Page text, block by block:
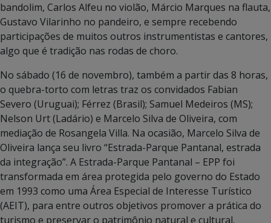
bandolim, Carlos Alfeu no violão, Márcio Marques na flauta,
Gustavo Vilarinho no pandeiro, e sempre recebendo
participações de muitos outros instrumentistas e cantores,
algo que é tradição nas rodas de choro.
No sábado (16 de novembro), também a partir das 8 horas,
o quebra-torto com letras traz os convidados Fabian
Severo (Uruguai); Férrez (Brasil); Samuel Medeiros (MS);
Nelson Urt (Ladário) e Marcelo Silva de Oliveira, com
mediação de Rosangela Villa. Na ocasião, Marcelo Silva de
Oliveira lança seu livro “Estrada-Parque Pantanal, estrada
da integração”. A Estrada-Parque Pantanal – EPP foi
transformada em área protegida pelo governo do Estado
em 1993 como uma Área Especial de Interesse Turístico
(AEIT), para entre outros objetivos promover a prática do
turismo e preservar o patrimônio natural e cultural.